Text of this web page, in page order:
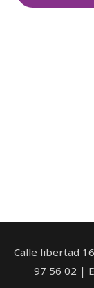
Calle libertad
97 56 02 |